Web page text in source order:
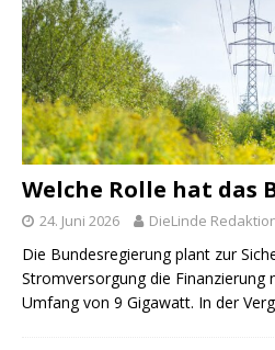
Welche Rolle hat das
24. Juni 2026 DieLinde
Die Bundesregierung plant zur
Stromversorgung die Finanzierung
Umfang von 9 Gigawatt. In der